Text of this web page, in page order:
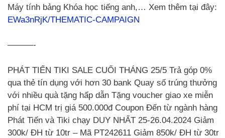
Máy tính bảng Khóa học tiếng anh,… Xem thêm tại đây:
EWa3nRjK/THEMATIC-CAMPAIGN
———-
PHÁT TIẾN TIKI SALE CUỐI THÁNG 25/5 Trả góp 0%
qua thẻ tín dụng với hơn 30 bank Quay số trúng thưởng
với nhiều quà tặng hấp dẫn Tặng voucher giao xe miễn
phí tại HCM trị giá 500.000đ Coupon Đến từ ngành hàng
Phát Tiến và Tiki chạy DUY NHẤT 25-26.04.2024 Giảm
300k/ ĐH từ 10tr – Mã PT242611 Giảm 850k/ ĐH từ 30tr